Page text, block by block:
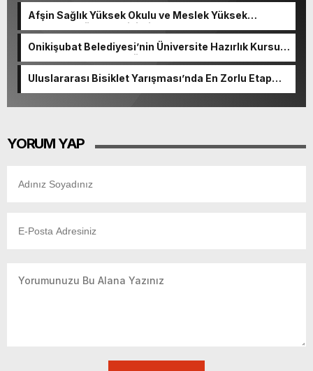
Afşin Sağlık Yüksek Okulu ve Meslek Yüksek
Okulunda görev değişimi!
Onikişubat Belediyesi’nin Üniversite Hazırlık Kursu
başvurularında son gün 7 Ağustos.
Uluslararası Bisiklet Yarışması’nda En Zorlu Etap
YORUM YAP